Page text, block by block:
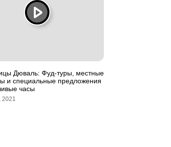
Дюваль: Фуд-туры, местные
и специальные предложения
часы
2021